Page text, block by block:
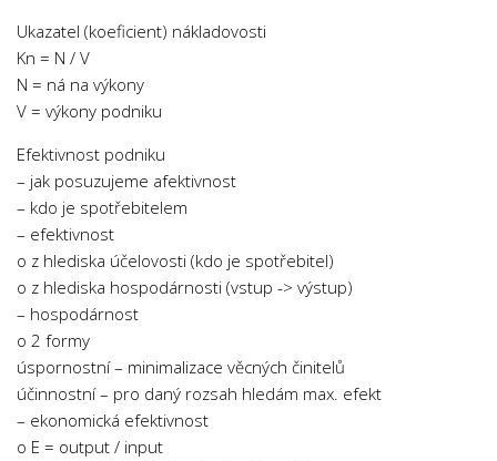
Marketing
Němčina
Občanská nauka
Právo
Psychologie a Sociologie
Společenské vědy
Účetnictví
Zdravotnictví
Zeměpis
Novinky
Ukazatel (koeficient) nákladovosti
Kn = N / V
N = ná na výkony
V = výkony podniku
Efektivnost podniku
– jak posuzujeme afektivnost
– kdo je spotřebitelem
– efektivnost
o z hlediska účelovosti (kdo je spotřebitel)
o z hlediska hospodárnosti (vstup -> výstup)
– hospodárnost
o 2 formy
úspornostní – minimalizace věcných činitelů
účinnostní – pro daný rozsah hledám max. efekt
– ekonomická efektivnost
o E = output / input